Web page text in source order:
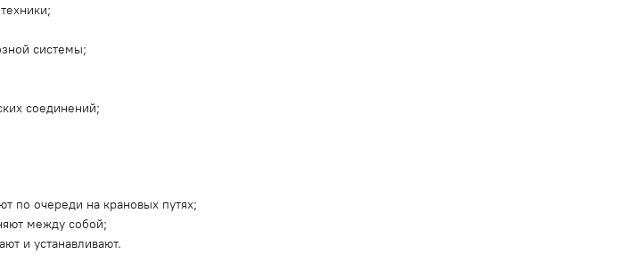
системы;
соединений;
по очереди на крановых путях;
между собой;
и устанавливают.